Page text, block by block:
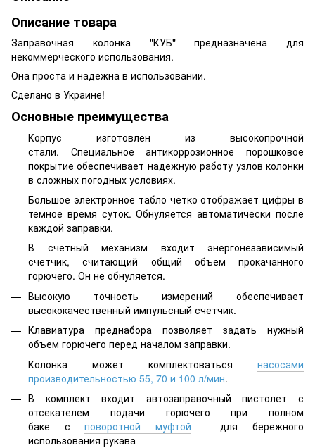
Описание товара
Заправочная колонка "КУБ" предназначена для
некоммерческого использования.
Она проста и надежна в использовании.
Сделано в Украине!
Основные преимущества
Корпус изготовлен из высокопрочной
стали. Специальное антикоррозионное порошковое
покрытие обеспечивает надежную работу узлов колонки
в сложных погодных условиях.
Большое электронное табло четко отображает цифры в
темное время суток. Обнуляется автоматически после
каждой заправки.
В счетный механизм входит энергонезависимый
счетчик, считающий общий объем прокачанного
горючего. Он не обнуляется.
Высокую точность измерений обеспечивает
высококачественный импульсный счетчик.
Клавиатура преднабора позволяет задать нужный
объем горючего перед началом заправки.
Колонка может комплектоваться насосами
производительностью 55, 70 и 100 л/мин.
В комплект входит автозаправочный пистолет с
отсекателем подачи горючего при полном
баке споворотной муфтой для бережного
использования рукава